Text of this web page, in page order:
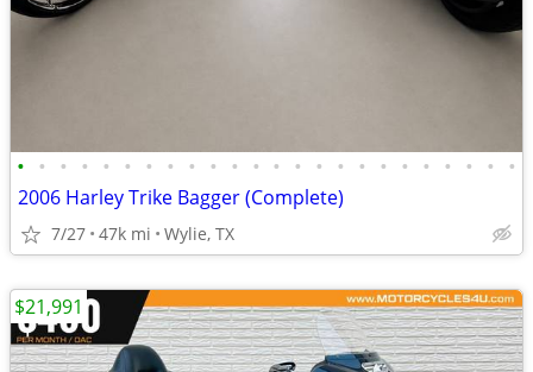
• • • • • • • • • • • • • • • • • • • • • • • •
2006 Harley Trike Bagger (Complete)
7/27 47k mi Wylie, TX
$21,991